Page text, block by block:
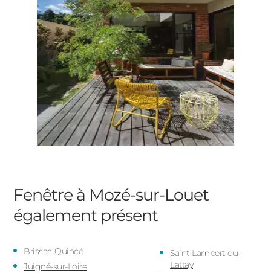
Fenêtre à Mozé-sur-Louet
également présent
Brissac-Quincé
Juigné-sur-Loire
Saint-Lambert-du-
Lattay